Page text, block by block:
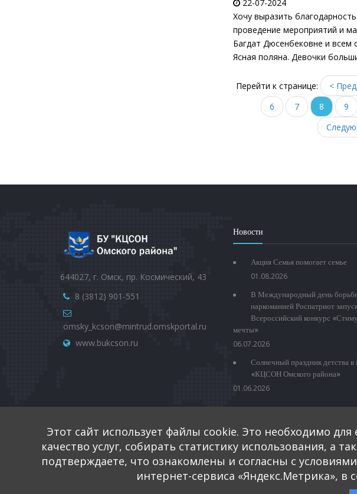
22-07-2024
Хочу выразить
проведение мероприятий и
Багдат Дюсенбековне и
Ясная поляна. Девочки
Перейти к странице: <
6
7 8 9
644027, г. Омск, пр. Космический, 43
8 (3812) 901-551
omsky_kcson@mintrud.omskportal.ru
www.bukcson.ru
Новости
Акция Семья помогает семье
01.08.2026
В Международный день
наркоманией Роспатриот
Всероссийский конкурс
мечты»
06.07.2026
Солнечный праздник детства
«КЦСОН Омского района»
01.06.2026
Поиск по сайту
Найти
Этот сайт использует файлы cookie. Это необходимо
качество услуг, собирать статистику использования,
подтверждаете, что ознакомлены и согласны с
интернет-сервиса «Яндекс.Метрика», в